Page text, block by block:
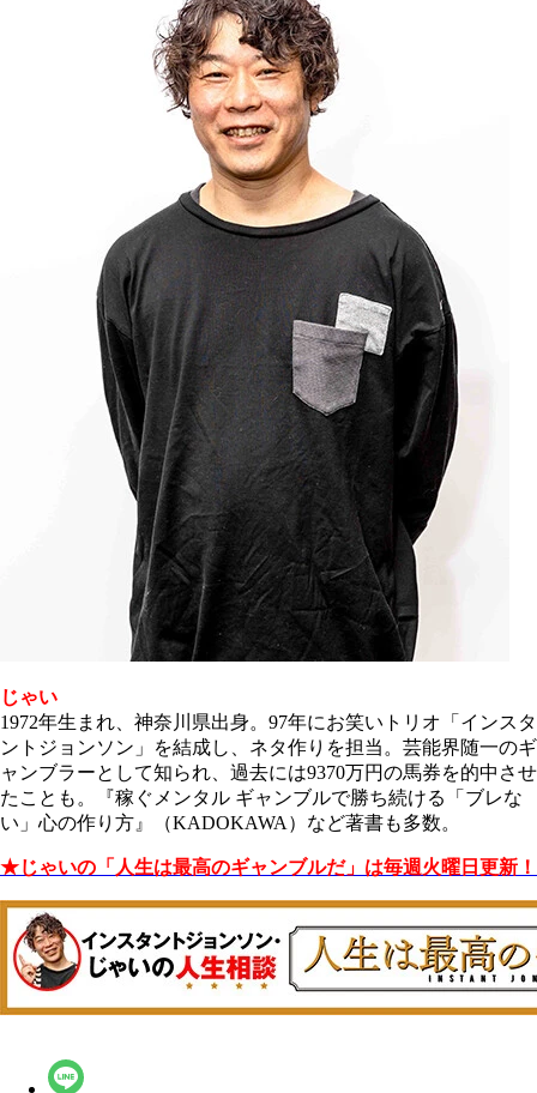
じゃい
1972年生まれ、神奈川県出身。97年にお笑いトリオ「インスタ
ントジョンソン」を結成し、ネタ作りを担当。芸能界随一のギ
ャンブラーとして知られ、過去には9370万円の馬券を的中させ
たことも。『稼ぐメンタル ギャンブルで勝ち続ける「ブレな
い」心の作り方』（KADOKAWA）など著書も多数。
★じゃいの「人生は最高のギャンブルだ」は毎週火曜日更新！